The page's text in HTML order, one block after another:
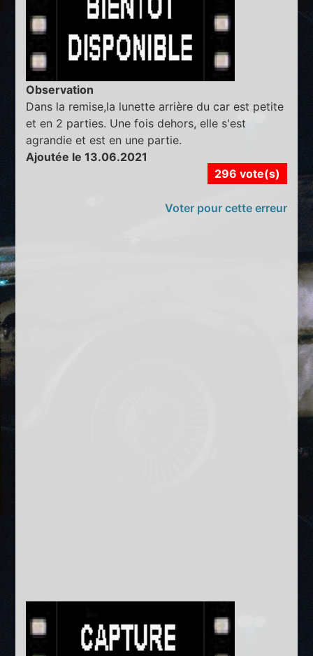
Observation
Dans la remise,la lunette arrière du car est petite
et en 2 parties. Une fois dehors, elle s'est
agrandie et est en une partie.
Ajoutée le 13.06.2021
296 vote(s)
Voter pour cette erreur